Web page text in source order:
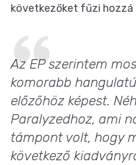
következőket fűzi hozzá
Az EP szerintem
komorabb
előzőhöz képest.
Paralyzedhoz, ami
támpont volt, hogy
következő